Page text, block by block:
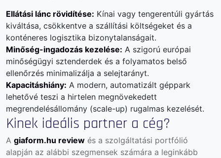
Ellátási lánc rövidítése: Kínai vagy tengerentúli gyártás
kiváltása, csökkentve a szállítási költségeket és a
konténeres logisztika bizonytalanságait.
Minőség-ingadozás kezelése: A szigorú európai
minőségügyi sztenderdek és a folyamatos belső
ellenőrzés minimalizálja a selejtarányt.
Kapacitáshiány: A modern, automatizált géppark
lehetővé teszi a hirtelen megnövekedett
megrendelésállomány (scale-up) rugalmas kezelését.
Kinek ideális partner a cég?
A giaform.hu review és a szolgáltatási portfólió
alapján az alábbi szegmensek számára a leginkább